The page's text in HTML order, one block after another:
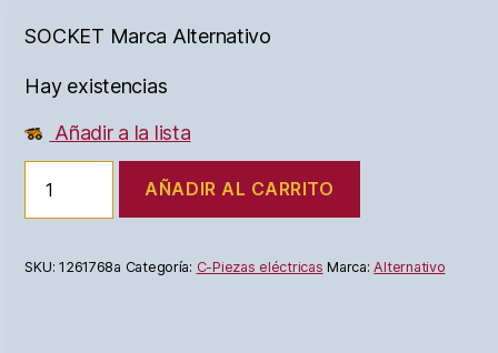
SOCKET Marca Alternativo
Hay existencias
Añadir a la lista
AÑADIR AL CARRITO
SKU:1261768a Categoría: C-Piezas eléctricas Marca:Alternativo